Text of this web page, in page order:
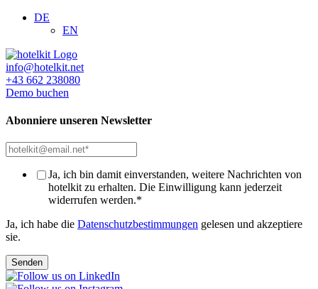
DE
EN
info@hotelkit.net
+43 662 238080
Demo buchen
Abonniere unseren Newsletter
Ja, ich bin damit einverstanden, weitere Nachrichten von
hotelkit zu erhalten. Die Einwilligung kann jederzeit
widerrufen werden.*
Ja, ich habe die Datenschutzbestimmungen gelesen und akzeptiere
sie.